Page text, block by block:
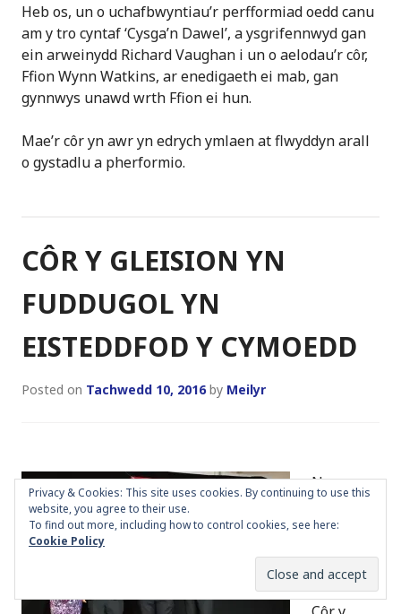
Heb os, un o uchafbwyntiau’r perfformiad oedd canu
am y tro cyntaf ‘Cysga’n Dawel’, a ysgrifennwyd gan
ein arweinydd Richard Vaughan i un o aelodau’r côr,
Ffion Wynn Watkins, ar enedigaeth ei mab, gan
gynnwys unawd wrth Ffion ei hun.
Mae’r côr yn awr yn edrych ymlaen at flwyddyn arall
o gystadlu a pherformio.
CÔR Y GLEISION YN
FUDDUGOL YN
EISTEDDFOD Y CYMOEDD
Posted on Tachwedd 10, 2016by Meilyr
Nos
Wener y
4ydd o
d
llwyddodd
Privacy & Cookies: This site uses cookies. By continuing to use this
website, you agree to their use.
To find out more, including how to control cookies, see here:
Cookie Policy